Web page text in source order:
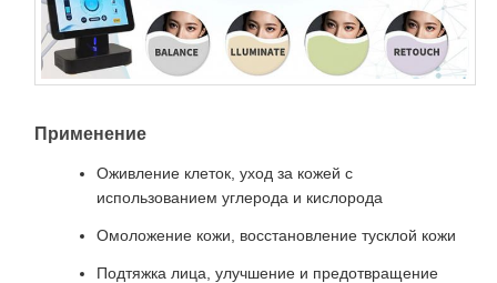
Применение
Оживление клеток, уход за кожей с
использованием углерода и кислорода
Омоложение кожи, восстановление тусклой кожи
Подтяжка лица, улучшение и предотвращение